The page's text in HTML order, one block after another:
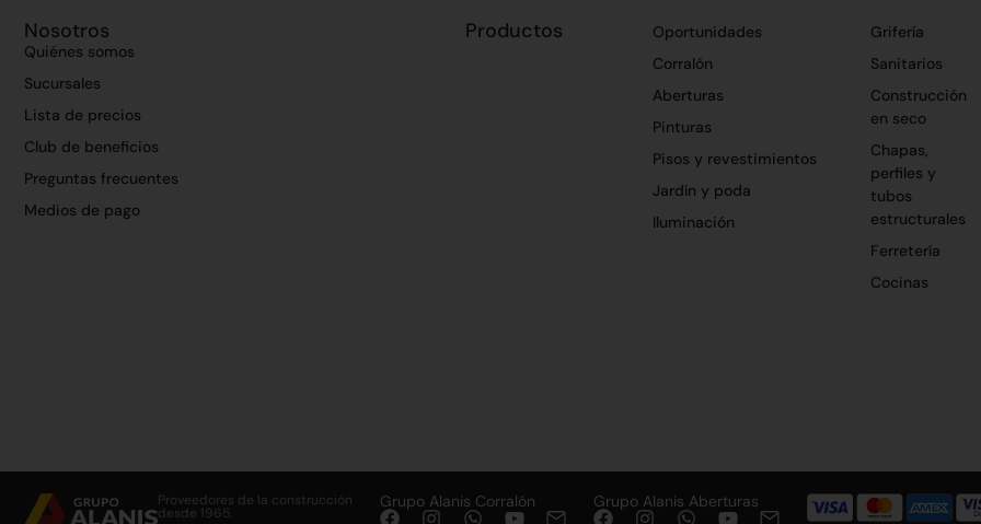
Nosotros
Quiénes somos
Sucursales
Lista de precios
Club de beneficios
Preguntas frecuentes
Medios de pago
Productos
Oportunidades
Corralón
Aberturas
Pinturas
Pisos y revestimientos
Jardín y poda
Iluminación
Grifería
Sanitarios
Construcción
en seco
Chapas,
perfiles y
tubos
estructurales
Ferretería
Cocinas
Proveedores de la construcción
desde 1965.
Grupo Alanis Corralón Grupo Alanis Aberturas